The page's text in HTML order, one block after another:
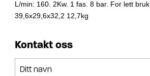
L/min: 160. 2Kw. 1 fas. 8 bar. For lett bruk.
39,6x29,6x32,2 12,7kg
Kontakt oss
Ditt navn